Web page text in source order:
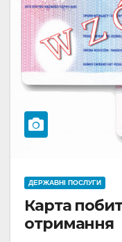
ДЕРЖАВНІ ПОСЛУГИ
Карта
отримання